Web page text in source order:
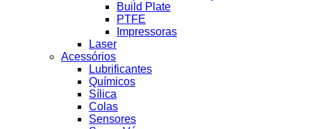
Build Plate
PTFE
Impressoras
Laser
Acessórios
Lubrificantes
Químicos
Sílica
Colas
Sensores